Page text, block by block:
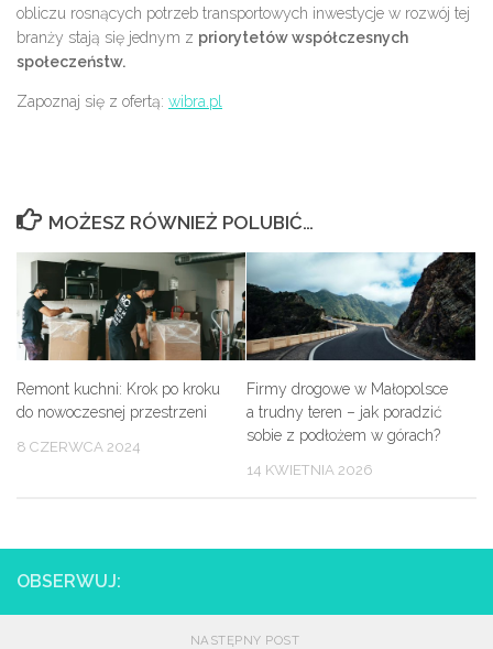
obliczu rosnących potrzeb transportowych inwestycje w rozwój tej
branży stają się jednym z priorytetów współczesnych
społeczeństw.
Zapoznaj się z ofertą: wibra.pl
MOŻESZ RÓWNIEŻ POLUBIĆ…
Remont kuchni: Krok po kroku
do nowoczesnej przestrzeni
8 CZERWCA 2024
Firmy drogowe w Małopolsce
a trudny teren – jak poradzić
sobie z podłożem w górach?
14 KWIETNIA 2026
OBSERWUJ:
NASTĘPNY POST